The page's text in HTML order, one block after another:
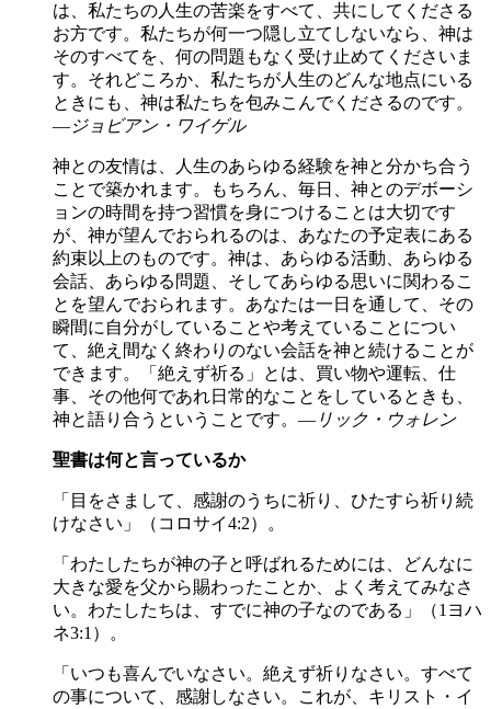
は、私たちの人生の苦楽をすべて、共にしてくださる
お方です。私たちが何一つ隠し立てしないなら、神は
そのすべてを、何の問題もなく受け止めてくださいま
す。それどころか、私たちが人生のどんな地点にいる
ときにも、神は私たちを包みこんでくださるのです。
—ジョビアン・ワイゲル
神との友情は、人生のあらゆる経験を神と分かち合う
ことで築かれます。もちろん、毎日、神とのデボーシ
ョンの時間を持つ習慣を身につけることは大切です
が、神が望んでおられるのは、あなたの予定表にある
約束以上のものです。神は、あらゆる活動、あらゆる
会話、あらゆる問題、そしてあらゆる思いに関わるこ
とを望んでおられます。あなたは一日を通して、その
瞬間に自分がしていることや考えていることについ
て、絶え間なく終わりのない会話を神と続けることが
できます。「絶えず祈る」とは、買い物や運転、仕
事、その他何であれ日常的なことをしているときも、
神と語り合うということです。— リック・ウォレン
聖書は何と言っているか
「目をさまして、感謝のうちに祈り、ひたすら祈り続
けなさい」（コロサイ4:2）。
「わたしたちが神の子と呼ばれるためには、どんなに
大きな愛を父から賜わったことか、よく考えてみなさ
い。わたしたちは、すでに神の子なのである」（1ヨハ
ネ3:1）。
「いつも喜んでいなさい。絶えず祈りなさい。すべて
の事について、感謝しなさい。これが、キリスト・イ